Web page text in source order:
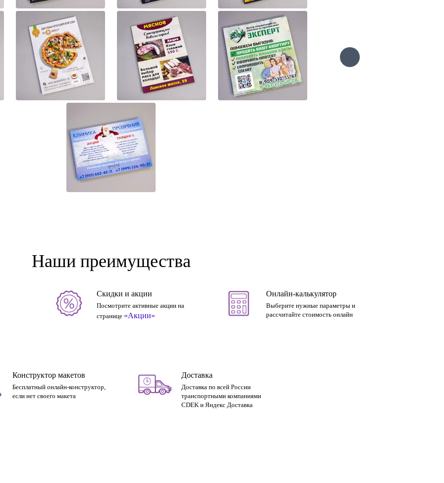
Наши преимущества
Скидки и акции
Посмотрите активные акции на
странице «Акции»
Онлайн-калькулятор
Выберите нужные параметры и
рассчитайте стоимость онлайн
Конструктор макетов
Бесплатный онлайн-конструктор,
если нет своего макета
Доставка
Доставка по всей России
транспортными компаниями
CDEK и Яндекс Доставка